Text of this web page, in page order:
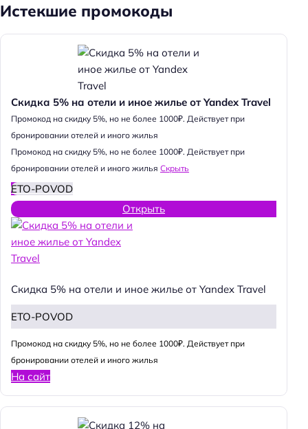
Истекшие промокоды
Скидка 5% на отели и иное жилье от Yandex Travel
Промокод на скидку 5%, но не более 1000₽. Действует при
бронировании отелей и иного жилья
Промокод на скидку 5%, но не более 1000₽. Действует при
бронировании отелей и иного жилья Скрыть
ETO-POVOD
Открыть
Скидка 5% на отели и иное жилье от Yandex Travel
ETO-POVOD
Промокод на скидку 5%, но не более 1000₽. Действует при
бронировании отелей и иного жилья
На сайт